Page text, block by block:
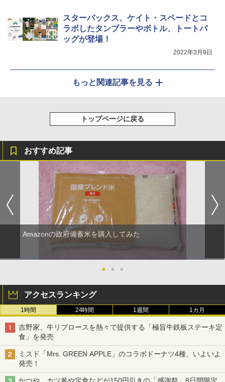
スターバックス、ケイト・スペードとコ
ラボしたタンブラーやボトル、トートバ
ッグが登場！
2022年3月9日
もっと関連記事を見る
トップページに戻る
おすすめ記事
Amazonの政府備蓄米を購入してみた
● ● ●
アクセスランキング
1時間 24時間 1週間 1カ月
吉野家、牛リブロースを熱々で提供する「極旨牛鉄板ステーキ定
食」を発売
ミスド「Mrs. GREEN APPLE」のコラボドーナツ4種、いよいよ
発売！
かつや、カツ丼や定食などが150円引きの「感謝祭」8日間限定